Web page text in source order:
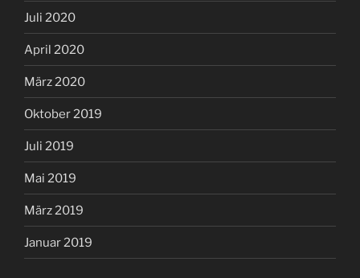
Juli 2020
April 2020
März 2020
Oktober 2019
Juli 2019
Mai 2019
März 2019
Januar 2019